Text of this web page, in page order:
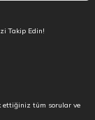
Takip Edin!
ettiğiniz tüm sorular ve